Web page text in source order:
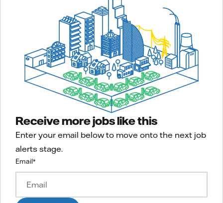
Receive more jobs like this
Enter your email below to move onto the next job
alerts stage.
Email*